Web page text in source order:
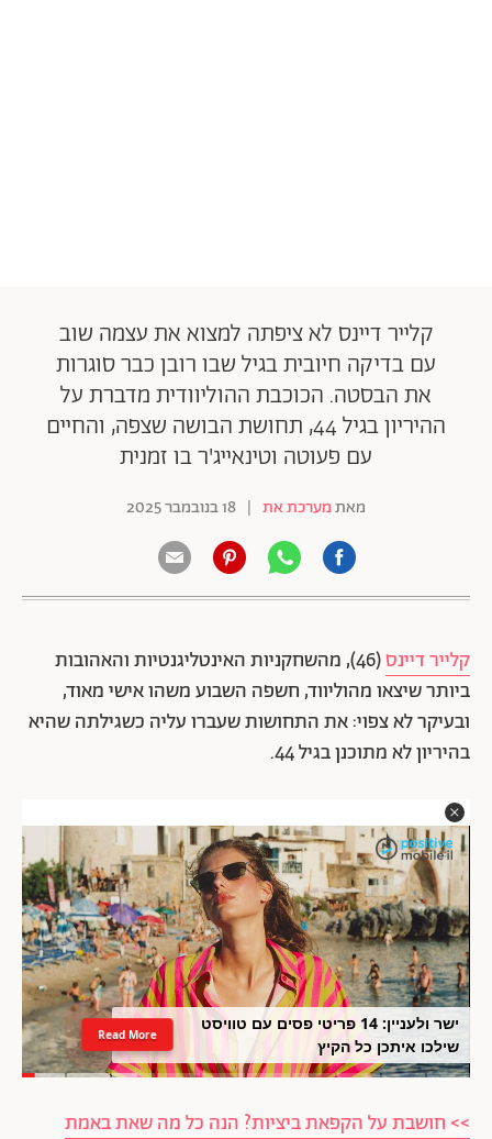
קלייר דיינס לא ציפתה למצוא את עצמה שוב
עם בדיקה חיובית בגיל שבו רובן כבר סוגרות
את הבסטה. הכוכבת ההוליוודית מדברת על
ההיריון בגיל 44, תחושת הבושה שצפה, והחיים
עם פעוטה וטינאייג'ר בו זמנית
מאתמערכת את | 18 בנובמבר 2025
קלייר דיינס
(46), מהשחקניות האינטליגנטיות והאהובות
ביותר שיצאו מהוליווד, חשפה השבוע משהו אישי מאוד,
ובעיקר לא צפוי: את התחושות שעברו עליה כשגילתה שהיא
בהיריון לא מתוכנן בגיל 44.
ישר ולעניין: 14 פריטי פסים עם טוויסט
שילכו איתכן כל הקיץ
Read More
>> חושבת על הקפאת ביציות? הנה כל מה שאת באמת